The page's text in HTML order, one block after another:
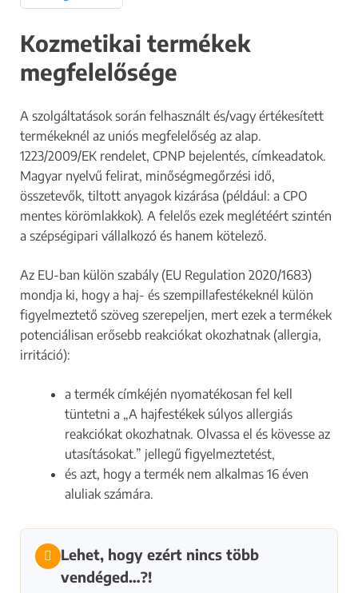
Kozmetikai termékek
megfelelősége
A szolgáltatások során felhasznált és/vagy értékesített
termékeknél az uniós megfelelőség az alap.
1223/2009/EK rendelet, CPNP bejelentés, címkeadatok.
Magyar nyelvű felirat, minőségmegőrzési idő,
összetevők, tiltott anyagok kizárása (például: a CPO
mentes körömlakkok). A felelős ezek meglétéért szintén
a szépségipari vállalkozó és hanem kötelező.
Az EU-ban külön szabály (EU Regulation 2020/1683)
mondja ki, hogy a haj- és szempillafestékeknél külön
figyelmeztető szöveg szerepeljen, mert ezek a termékek
potenciálisan erősebb reakciókat okozhatnak (allergia,
irritáció):
a termék címkéjén nyomatékosan fel kell
tüntetni a „A hajfestékek súlyos allergiás
reakciókat okozhatnak. Olvassa el és kövesse az
utasításokat.” jellegű figyelmeztetést,
és azt, hogy a termék nem alkalmas 16 éven
aluliak számára.
Lehet, hogy ezért nincs több
vendéged…?!